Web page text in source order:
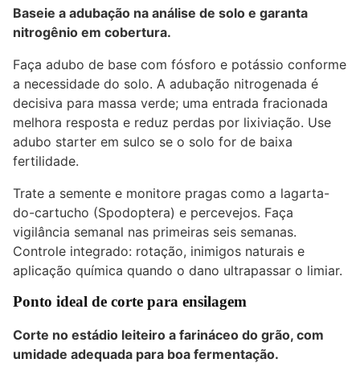
Baseie a adubação na análise de solo e garanta
nitrogênio em cobertura.
Faça adubo de base com fósforo e potássio conforme
a necessidade do solo. A adubação nitrogenada é
decisiva para massa verde; uma entrada fracionada
melhora resposta e reduz perdas por lixiviação. Use
adubo starter em sulco se o solo for de baixa
fertilidade.
Trate a semente e monitore pragas como a lagarta-
do-cartucho (Spodoptera) e percevejos. Faça
vigilância semanal nas primeiras seis semanas.
Controle integrado: rotação, inimigos naturais e
aplicação química quando o dano ultrapassar o limiar.
Ponto ideal de corte para ensilagem
Corte no estádio leiteiro a farináceo do grão, com
umidade adequada para boa fermentação.